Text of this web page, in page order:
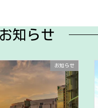
知らせ
お知らせ